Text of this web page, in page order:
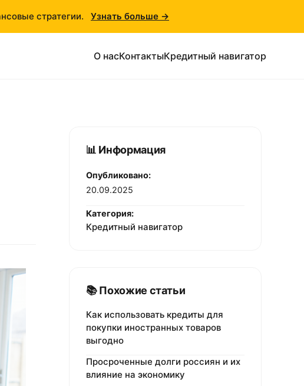
стратегии. Узнать больше →
О насКонтактыКредитный навигатор
📊 Информация
Опубликовано:
20.09.2025
Категория:
Кредитный навигатор
📚 Похожие статьи
Как использовать кредиты для
покупки иностранных товаров
выгодно
Просроченные долги россиян и их
влияние на экономику